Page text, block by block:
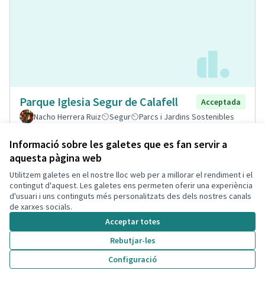
Informació sobre les galetes que es fan servir a
aquesta pàgina web
Utilitzem galetes en el nostre lloc web per a millorar el rendiment i el
contingut d'aquest. Les galetes ens permeten oferir una experiència
d'usuari i uns continguts més personalitzats des dels nostres canals
de xarxes socials.
Acceptar totes
Rebutjar-les
Configuració
Parque Iglesia Segur de Calafell
Acceptada
Nacho Herrera Ruiz
Segur
Parcs i Jardins Sostenibles